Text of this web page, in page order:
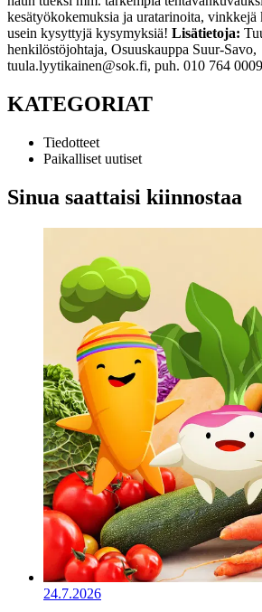
kesätyökokemuksia ja uratarinoita, vinkkejä
usein kysyttyjä kysymyksiä! Lisätietoja:
henkilöstöjohtaja, Osuuskauppa Suur-Savo,
tuula.lyytikainen@sok.fi, puh. 010 764 0009
KATEGORIAT
Tiedotteet
Paikalliset uutiset
Sinua saattaisi kiinnostaa
24.7.2026